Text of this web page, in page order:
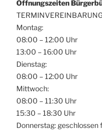
Öffnungszeiten
Montag:
08:00 – 12:00 Uhr
13:00 – 16:00 Uhr
Dienstag:
08:00 – 12:00 Uhr
Mittwoch:
08:00 – 11:30 Uhr
15:30 – 18:30 Uhr
Donnerstag: